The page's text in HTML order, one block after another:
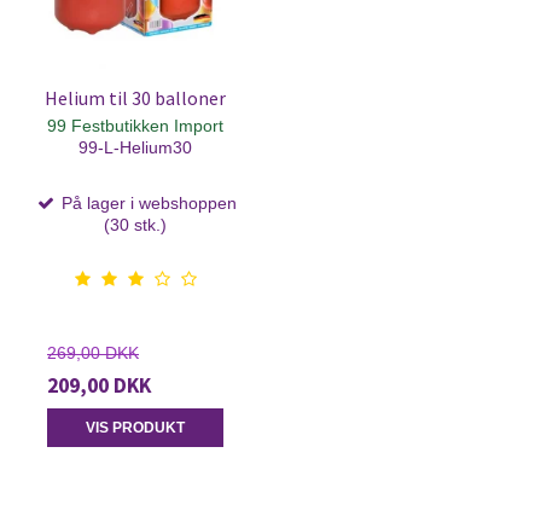
Helium til 30 balloner
99 Festbutikken Import
99-L-Helium30
På lager i webshoppen
(30 stk.)
269,00 DKK
209,00 DKK
VIS PRODUKT